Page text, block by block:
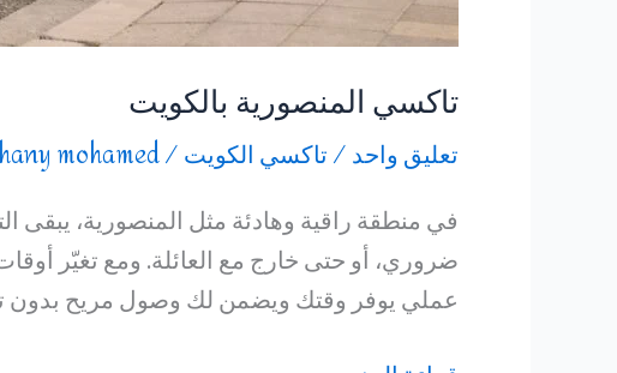
تاكسي المنصورية بالكويت
تعليق واحد/تاكسي الكويت/
hany mohamed
في منطقة راقية وهادئة مثل المنصورية،
ضروري، أو حتى خارج مع العائلة. ومع تغيّر
عملي يوفر وقتك ويضمن لك وصول مريح بدون